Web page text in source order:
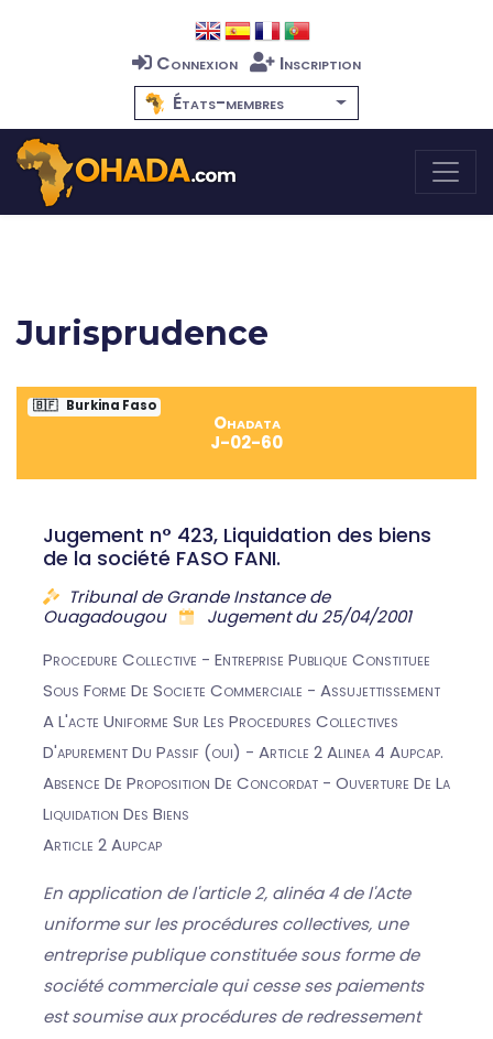
Connexion
Inscription
États-membres
Jurisprudence
🇧🇫 Burkina Faso
Ohadata
J-02-60
Jugement n° 423, Liquidation des biens
de la société FASO FANI.
Tribunal de Grande Instance de
Ouagadougou
Jugement du 25/04/2001
Procedure Collective - Entreprise Publique Constituee
Sous Forme De Societe Commerciale - Assujettissement
A L'acte Uniforme Sur Les Procedures Collectives
D'apurement Du Passif (oui) - Article 2 Alinea 4 Aupcap.
Absence De Proposition De Concordat - Ouverture De La
Liquidation Des Biens
Article 2 Aupcap
En application de l'article 2, alinéa 4 de l'Acte
uniforme sur les procédures collectives, une
entreprise publique constituée sous forme de
société commerciale qui cesse ses paiements
est soumise aux procédures de redressement